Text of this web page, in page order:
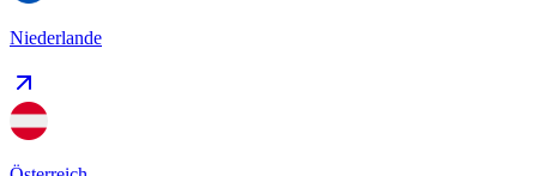
Niederlande